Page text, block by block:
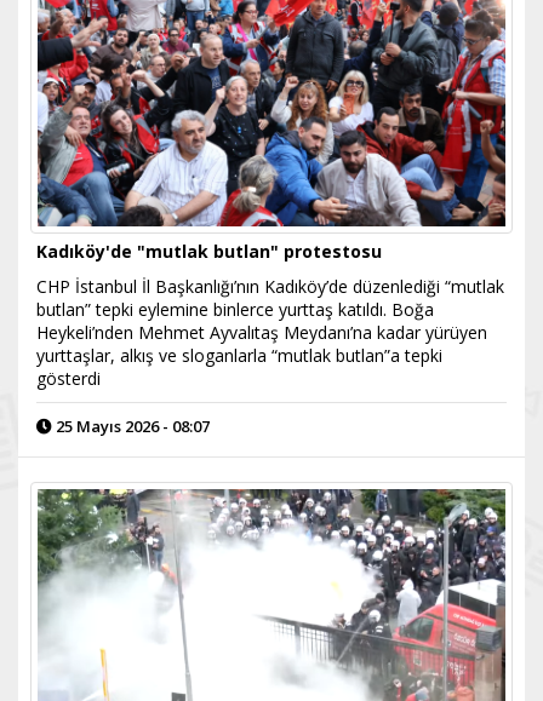
Kadıköy'de "mutlak butlan" protestosu
CHP İstanbul İl Başkanlığı’nın Kadıköy’de düzenlediği “mutlak
butlan” tepki eylemine binlerce yurttaş katıldı. Boğa
Heykeli’nden Mehmet Ayvalıtaş Meydanı’na kadar yürüyen
yurttaşlar, alkış ve sloganlarla “mutlak butlan”a tepki
gösterdi
25 Mayıs 2026 - 08:07